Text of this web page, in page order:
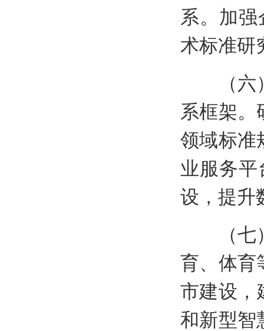
系。加
术标准研
（六）
系框架。
领域标准
业服务平
设，提升
（七）
育、体育
市建设，
和新型智